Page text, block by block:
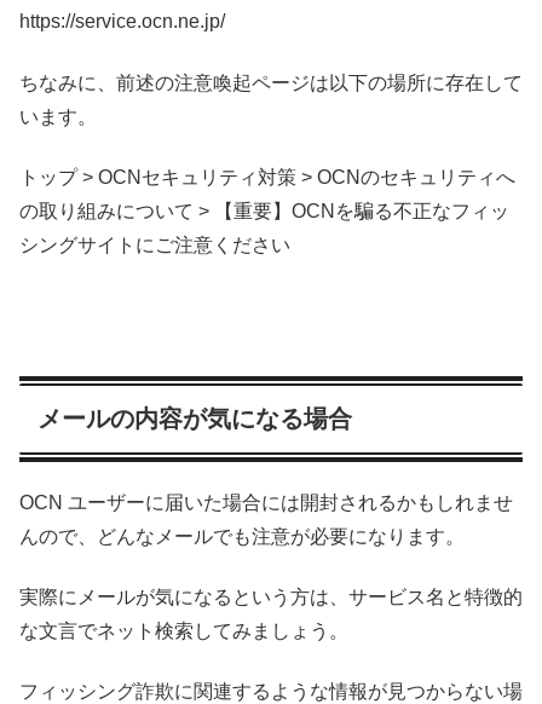
https://service.ocn.ne.jp/
ちなみに、前述の注意喚起ページは以下の場所に存在して
います。
トップ > OCNセキュリティ対策 > OCNのセキュリティへ
の取り組みについて > 【重要】OCNを騙る不正なフィッ
シングサイトにご注意ください
メールの内容が気になる場合
OCN ユーザーに届いた場合には開封されるかもしれませ
んので、どんなメールでも注意が必要になります。
実際にメールが気になるという方は、サービス名と特徴的
な文言でネット検索してみましょう。
フィッシング詐欺に関連するような情報が見つからない場